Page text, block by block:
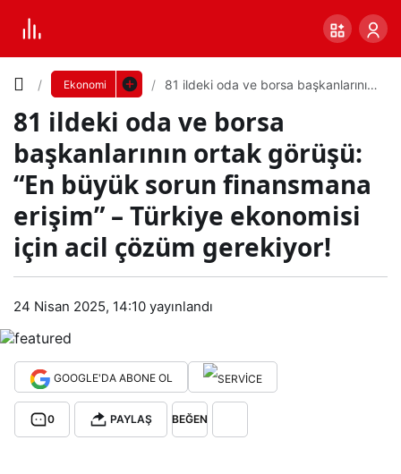
Ekonomi
81 ildeki oda ve borsa başkanlarının
finansmana erişim” – Türkiye
ekonomisi için acil çözüm gerekiyor!
81 ildeki oda ve borsa
başkanlarının ortak görüşü:
“En büyük sorun finansmana
erişim” – Türkiye ekonomisi
için acil çözüm gerekiyor!
24 Nisan 2025, 14:10 yayınlandı
GOOGLE'DA ABONE OL
0 PAYLAŞ BEĞEN
81
ilde
ki
oda
ve
bor
Yazı
Boyutunu
dön
PAYLAŞ